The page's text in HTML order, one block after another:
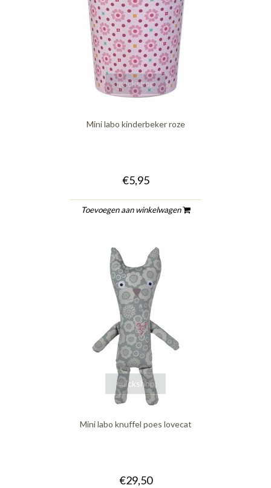
quickshop
Mini labo kinderbeker roze
€5,95
Toevoegen aan winkelwagen
quickshop
Mini labo knuffel poes lovecat
€29,50